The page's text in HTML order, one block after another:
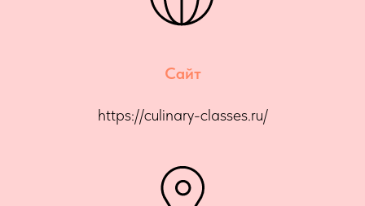
Сайт
https://culinary-classes.ru/